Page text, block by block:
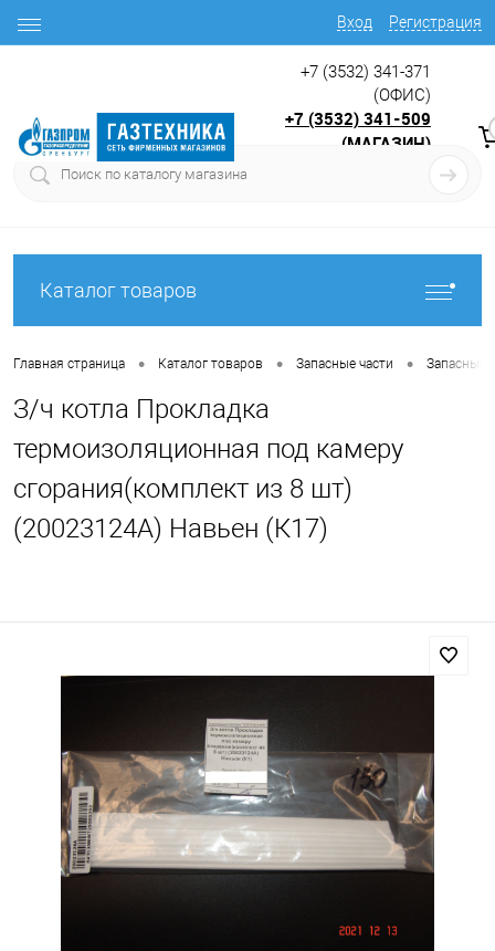
Вход Регистрация
+7 (3532) 341-371
(ОФИС)
+7 (3532) 341-509
(МАГАЗИН)
Каталог товаров
Главная страница • Каталог товаров • Запасные части • Запасные
З/ч котла Прокладка
термоизоляционная под камеру
сгорания(комплект из 8 шт)
(20023124А) Навьен (К17)